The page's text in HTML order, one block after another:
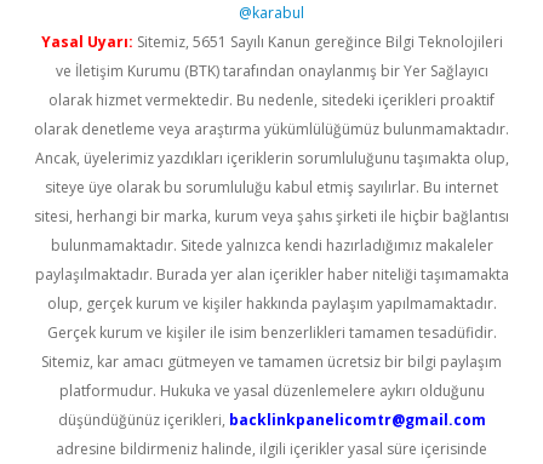
@karabul
Yasal Uyarı: Sitemiz, 5651 Sayılı Kanun gereğince Bilgi Teknolojileri
ve İletişim Kurumu (BTK) tarafından onaylanmış bir Yer Sağlayıcı
olarak hizmet vermektedir. Bu nedenle, sitedeki içerikleri proaktif
olarak denetleme veya araştırma yükümlülüğümüz bulunmamaktadır.
Ancak, üyelerimiz yazdıkları içeriklerin sorumluluğunu taşımakta olup,
siteye üye olarak bu sorumluluğu kabul etmiş sayılırlar. Bu internet
sitesi, herhangi bir marka, kurum veya şahıs şirketi ile hiçbir bağlantısı
bulunmamaktadır. Sitede yalnızca kendi hazırladığımız makaleler
paylaşılmaktadır. Burada yer alan içerikler haber niteliği taşımamakta
olup, gerçek kurum ve kişiler hakkında paylaşım yapılmamaktadır.
Gerçek kurum ve kişiler ile isim benzerlikleri tamamen tesadüfidir.
Sitemiz, kar amacı gütmeyen ve tamamen ücretsiz bir bilgi paylaşım
platformudur. Hukuka ve yasal düzenlemelere aykırı olduğunu
düşündüğünüz içerikleri, backlinkpanelicomtr@gmail.com
adresine bildirmeniz halinde, ilgili içerikler yasal süre içerisinde